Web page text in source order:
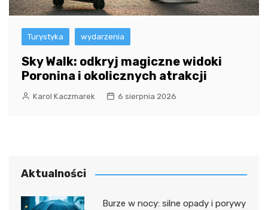
Turystyka wydarzenia
Sky Walk: odkryj magiczne widoki
Poronina i okolicznych atrakcji
Karol Kaczmarek 6 sierpnia 2026
Aktualności
Burze w nocy: silne opady i porywy